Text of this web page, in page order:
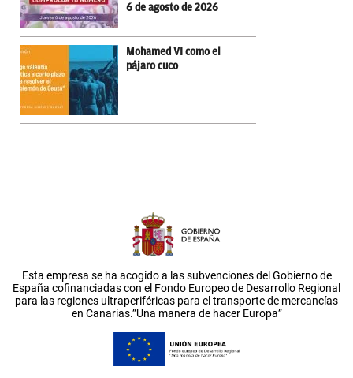
6 de agosto de 2026
Mohamed VI como el
pájaro cuco
Esta empresa se ha acogido a las subvenciones del Gobierno de
España cofinanciadas con el Fondo Europeo de Desarrollo Regional
para las regiones ultraperiféricas para el transporte de mercancías
en Canarias.”Una manera de hacer Europa”